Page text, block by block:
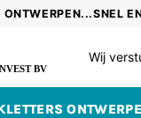
Wij